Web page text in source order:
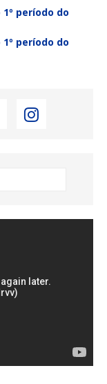
período do
período do